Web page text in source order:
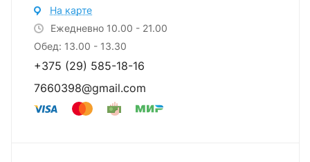
На карте
Ежедневно 10.00 - 21.00
Обед: 13.00 - 13.30
+375 (29) 585-18-16
7660398@gmail.com